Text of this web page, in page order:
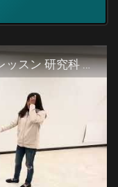
初心者専門セイちゃんサルサ・レッスン 研究科 2026/02/23